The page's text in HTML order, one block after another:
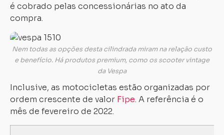
é cobrado pelas concessionárias no ato da
compra.
Nem todas as opções desta cilindrada miram na relação custo
e benefício. Há produtos premium, como os scooter vintage
da Vespa
Inclusive, as motocicletas estão organizadas por
ordem crescente de valor Fipe. A referência é o
mês de fevereiro de 2022.